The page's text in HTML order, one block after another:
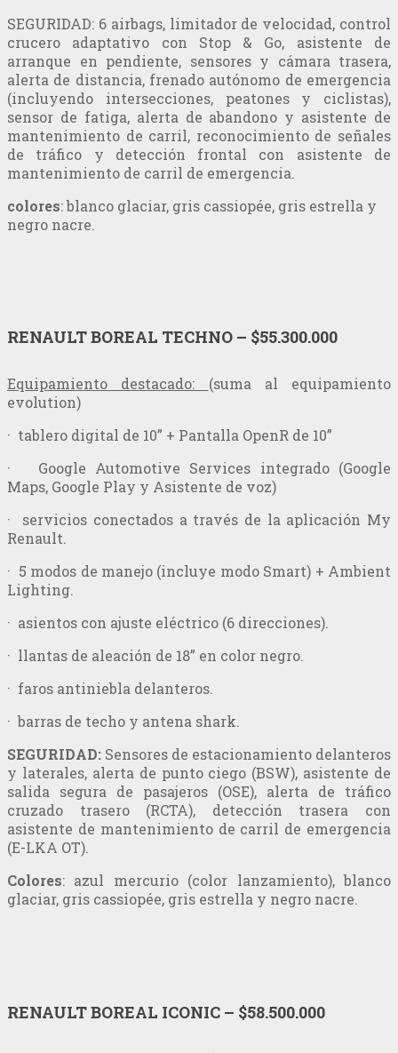
SEGURIDAD: 6 airbags, limitador de velocidad, control
crucero adaptativo con Stop & Go, asistente de
arranque en pendiente, sensores y cámara trasera,
alerta de distancia, frenado autónomo de emergencia
(incluyendo intersecciones, peatones y ciclistas),
sensor de fatiga, alerta de abandono y asistente de
mantenimiento de carril, reconocimiento de señales
de tráfico y detección frontal con asistente de
mantenimiento de carril de emergencia.
colores: blanco glaciar, gris cassiopée, gris estrella y
negro nacre.
RENAULT BOREAL TECHNO – $55.300.000
Equipamiento destacado: (suma al equipamiento
evolution)
· tablero digital de 10” + Pantalla OpenR de 10”
· Google Automotive Services integrado (Google
Maps, Google Play y Asistente de voz)
· servicios conectados a través de la aplicación My
Renault.
· 5 modos de manejo (incluye modo Smart) + Ambient
Lighting.
· asientos con ajuste eléctrico (6 direcciones).
· llantas de aleación de 18” en color negro.
· faros antiniebla delanteros.
· barras de techo y antena shark.
SEGURIDAD: Sensores de estacionamiento delanteros
y laterales, alerta de punto ciego (BSW), asistente de
salida segura de pasajeros (OSE), alerta de tráfico
cruzado trasero (RCTA), detección trasera con
asistente de mantenimiento de carril de emergencia
(E-LKA OT).
Colores: azul mercurio (color lanzamiento), blanco
glaciar, gris cassiopée, gris estrella y negro nacre.
RENAULT BOREAL ICONIC – $58.500.000